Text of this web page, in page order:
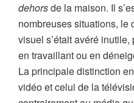
dehorsde la maison. Il
nombreuses situations, le
visuel s’était avéré
en travaillant ou en
La principale distinction
vidéo et celui de la